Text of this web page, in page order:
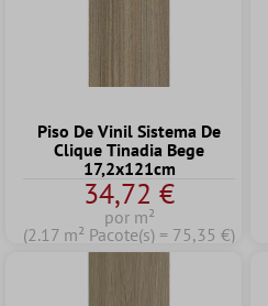
Piso De Vinil Sistema De
Clique Tinadia Bege
17,2x121cm
34,72 €
por m²
(2.17 m² Pacote(s) = 75,35 €)